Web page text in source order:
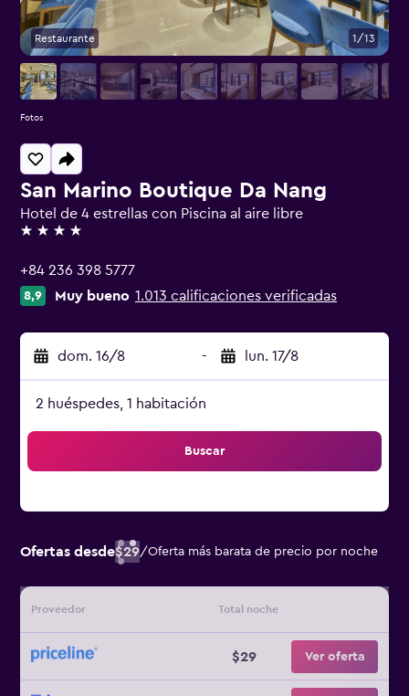
San Marino Boutique Da Nang
Hotel de 4 estrellas con Piscina al aire libre
4 estrellas
+84 236 398 5777
8,9 Muy bueno 1.013 calificaciones verificadas
dom. 16/8 - lun. 17/8
2 huéspedes, 1 habitación
Buscar
Ofertas desde$29/Oferta más barata de precio por noche
Proveedor Total noche
$29 Ver oferta
Restaurante 1/13
Fotos